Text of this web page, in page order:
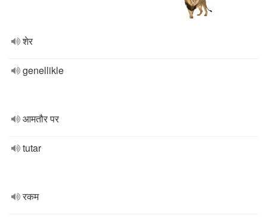
शेर
genellikle
आमतौर पर
tutar
रकम